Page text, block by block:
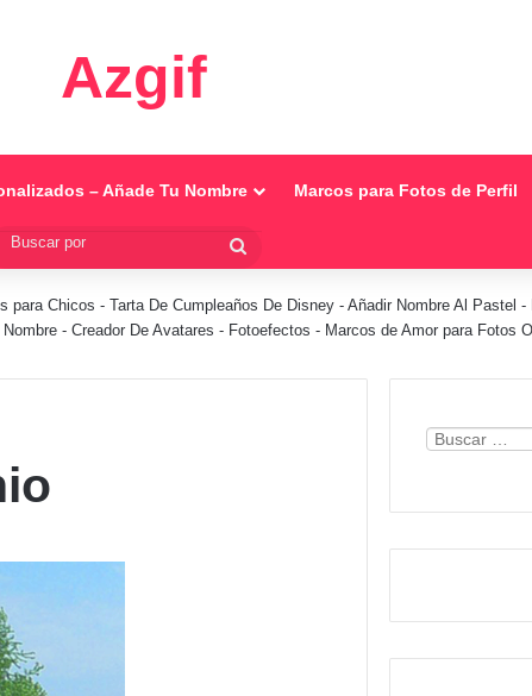
Azgif
– Añade Tu Nombre Marcos para Fotos de Perfil
para Chicos - Tarta De Cumpleaños De Disney - Añadir Nombre Al Pastel -
- Creador De Avatares - Fotoefectos - Marcos de Amor para Fotos